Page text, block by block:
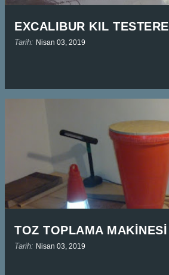
EXCALIBUR KIL TESTERE
Tarih: Nisan 03, 2019
TOZ TOPLAMA MAKİNESİ
Tarih: Nisan 03, 2019